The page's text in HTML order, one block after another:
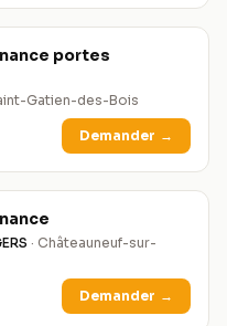
portes
Gatien-des-Bois
Demander →
· Châteauneuf-sur-
Demander →